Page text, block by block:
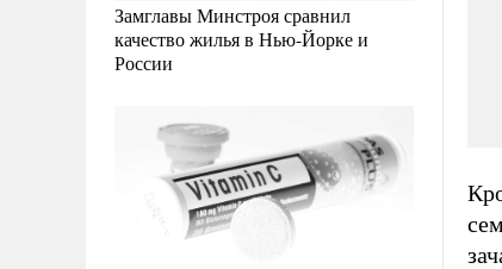
Замглавы Минстроя сравнил
качество жилья в Нью-Йорке и
России